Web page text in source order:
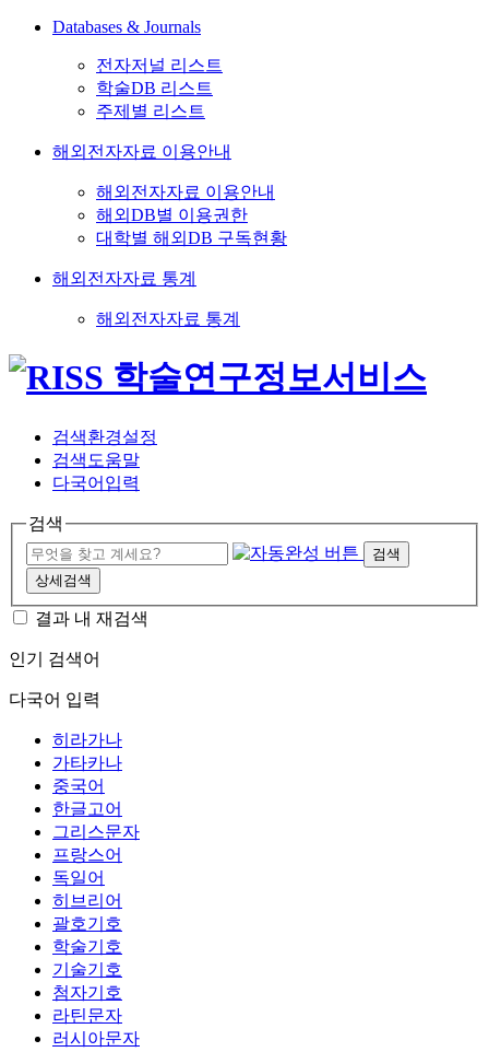
Databases & Journals
전자저널 리스트
학술DB 리스트
주제별 리스트
해외전자자료 이용안내
해외전자자료 이용안내
해외DB별 이용권한
대학별 해외DB 구독현황
해외전자자료 통계
해외전자자료 통계
검색환경설정
검색도움말
다국어입력
검색
검색
상세검색
결과 내 재검색
인기 검색어
다국어 입력
히라가나
가타카나
중국어
한글고어
그리스문자
프랑스어
독일어
히브리어
괄호기호
학술기호
기술기호
첨자기호
라틴문자
러시아문자